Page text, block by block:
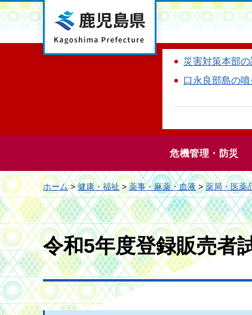
鹿児島県
災害対策本部
口永良部島の
危機管理・防災
ホーム>健康・福祉>薬事・麻薬・血液>薬局・医薬
令和5年度登録販売者